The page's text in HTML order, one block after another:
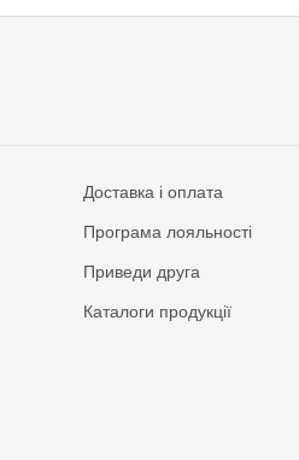
Доставка і оплата
Програма лояльності
Приведи друга
Каталоги продукції